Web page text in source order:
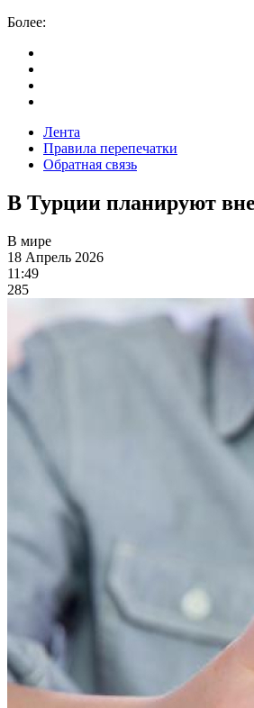
Более:
Лента
Правила перепечатки
Обратная связь
В Турции планируют
В мире
18 Апрель 2026
11:49
285